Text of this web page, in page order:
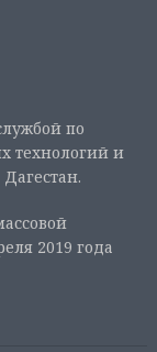
по
технологий и
2019 года